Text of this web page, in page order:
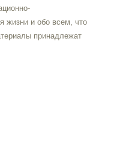
жизни и обо всем, что
принадлежат